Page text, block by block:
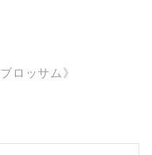
ロッサム》